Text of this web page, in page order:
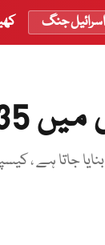
اسرائیل جنگ
اضافہ
جاتا ہے ،